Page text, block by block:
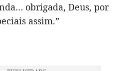
obrigada, Deus, por
assim.”